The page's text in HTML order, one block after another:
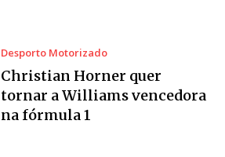
Desporto Motorizado
Christian Horner quer
tornar a Williams vencedora
na fórmula 1